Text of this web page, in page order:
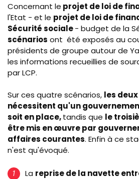
Concernant le projet de loi de
l'Etat - et le projet de loi de
Sécurité sociale- budget de la
scénarios ont été exposés au
présidents de groupe autour de
les informations recueillies de
par LCP.
Sur ces quatre scénarios, les
nécessitent qu'un
soit en place,tandis que le
être mis en œuvre par
affaires courantes. Enfin à ce
n'est qu'évoqué.
La reprise de la navette